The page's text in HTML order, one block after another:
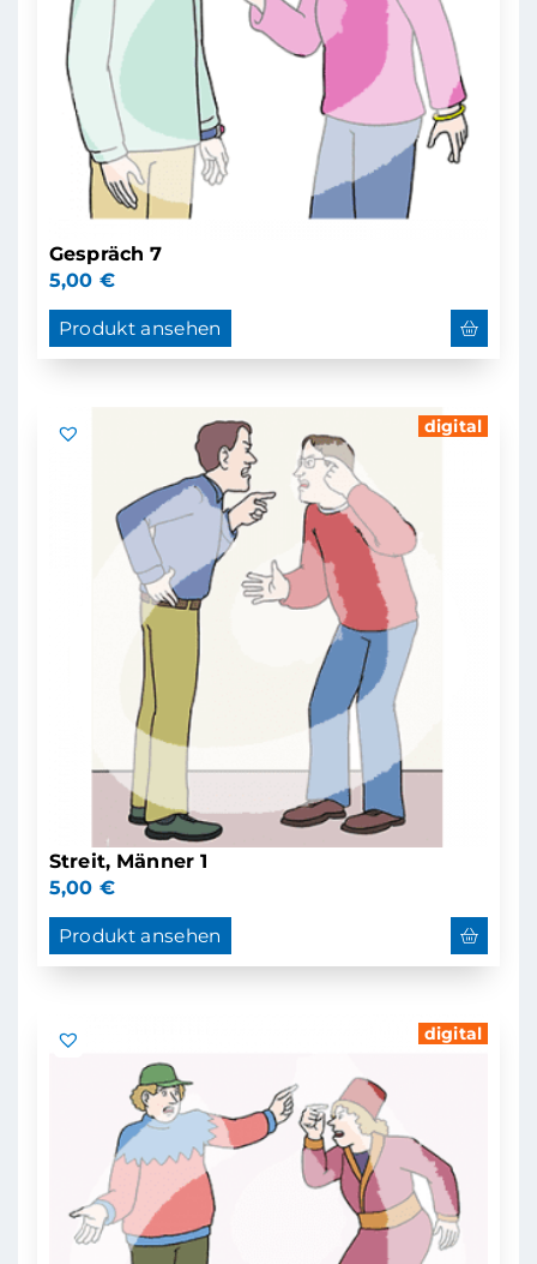
Gespräch 7
5,00 €
Produkt ansehen
digital
Streit, Männer 1
5,00 €
Produkt ansehen
digital